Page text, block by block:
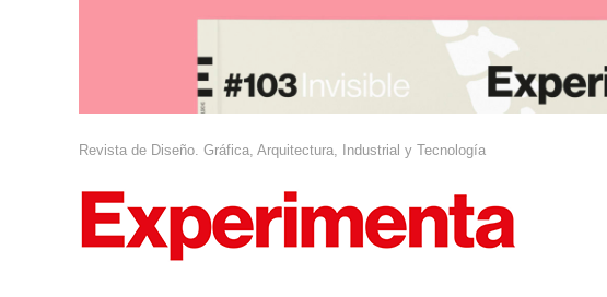
Revista de Diseño. Gráfica, Arquitectura, Industrial y Tecnología